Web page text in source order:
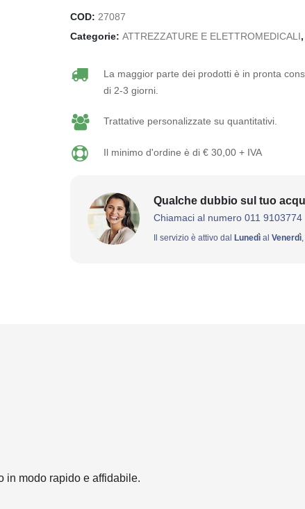
COD: 27087
Categorie: ATTREZZATURE E ELETTROMEDICALI ,
La maggior parte dei prodotti è in pronta
di 2-3 giorni.
Trattative personalizzate su quantitativi.
Il minimo d'ordine è di € 30,00 + IVA
Qualche dubbio sul tuo
Chiamaci al numero 011 9103774
Il servizio è attivo dal Lunedìal Venerdì,
in modo rapido e affidabile.